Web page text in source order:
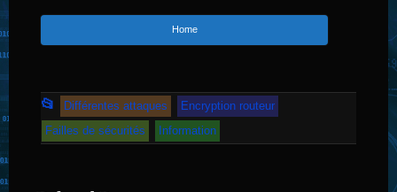
Home
📂
Cet
article
Différentes attaques
Encryption routeur
Failles de sécurités
Information